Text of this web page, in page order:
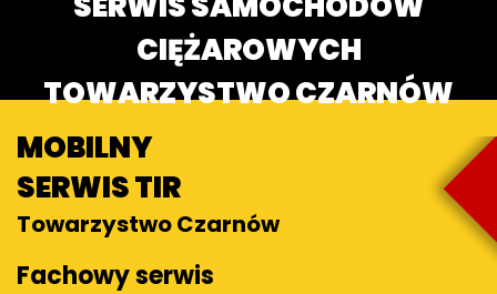
CIĘŻAROWYCH
TOWARZYSTWO CZARNÓW
MOBILNY
SERWIS TIR
Towarzystwo Czarnów
Fachowy serwis